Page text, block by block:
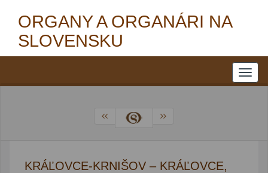
ORGANY A ORGANÁRI NA
SLOVENSKU
KRÁĽOVCE-KRNIŠOV – KRÁĽOVCE,